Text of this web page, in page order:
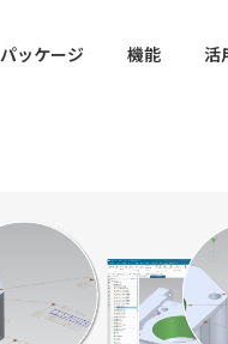
パッケージ 機能 活